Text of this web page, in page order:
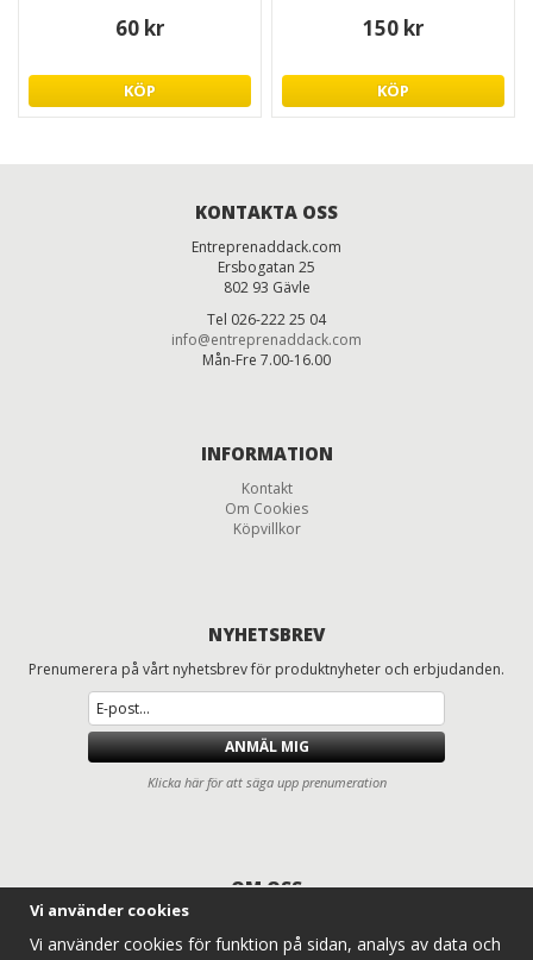
60 kr
KÖP
150 kr
KÖP
KONTAKTA OSS
Entreprenaddack.com
Ersbogatan 25
802 93 Gävle
Tel 026-222 25 04
info@entreprenaddack.com
Mån-Fre 7.00-16.00
INFORMATION
Kontakt
Om Cookies
Köpvillkor
NYHETSBREV
Prenumerera på vårt nyhetsbrev för produktnyheter och erbjudanden.
ANMÄL MIG
Klicka här för att säga upp prenumeration
OM OSS
Däck och fälgar för lastbilar, entreprenad, lantbruk och traktorer
Entreprenaddäck.com erbjuder ett komplett sortiment av lastbilsdäck,
Vi använder cookies
Vi använder cookies för funktion på sidan, analys av data och